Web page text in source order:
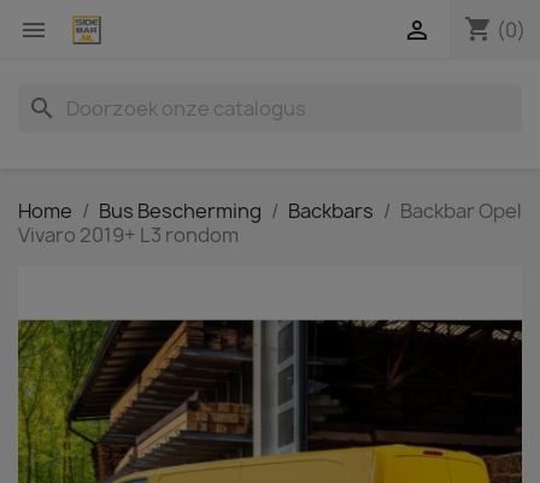
 shopping_cart (0)

search
Home Bus Bescherming Backbars
Backbar Opel
Vivaro 2019+ L3 rondom